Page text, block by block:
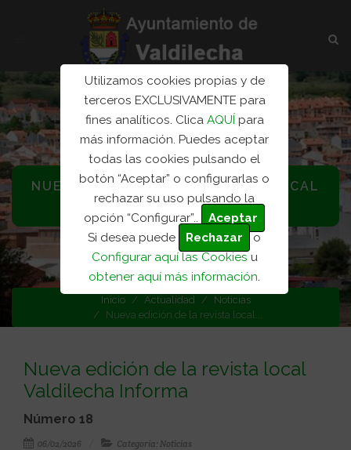
Utilizamos cookies propias y de
terceros EXCLUSIVAMENTE para
fines analíticos. Clica AQUÍ para
más información. Puedes aceptar
todas las cookies pulsando el
botón “Aceptar” o configurarlas o
rechazar su uso pulsando la
opción “Configurar”..
Aceptar
Si desea puede
Rechazar
o
Configurar aquí las Cookies u
obtener aquí más información
NUEVA EDICIÓN DE LA REVISTA LOCAL
VALDILECHA INFORMA
Categoría: Noticias
Inicio Actualidad
Noticias
Nueva edición de la revista local...
Nueva edición de la revista local
Valdilecha Informa
Número 18
06/02/2026 Categoría: Noticias